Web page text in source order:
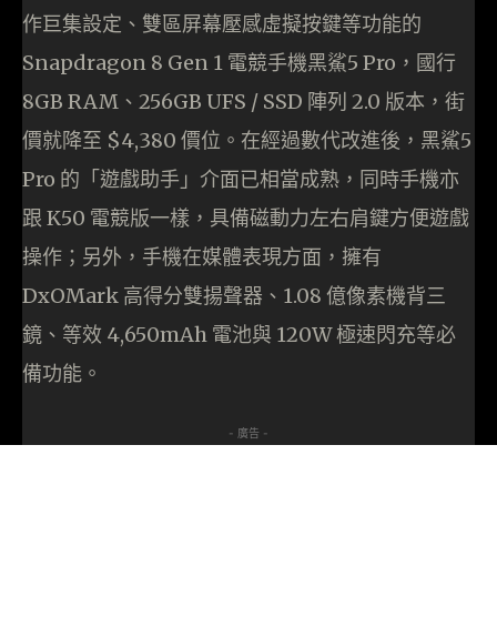
作巨集設定、雙區屏幕壓感虛擬按鍵等功能的
Snapdragon 8 Gen 1 電競手機黑鯊5 Pro，國行
8GB RAM、256GB UFS / SSD 陣列 2.0 版本，街
價就降至 $4,380 價位。在經過數代改進後，黑鯊5
Pro 的「遊戲助手」介面已相當成熟，同時手機亦
跟 K50 電競版一樣，具備磁動力左右肩鍵方便遊戲
操作；另外，手機在媒體表現方面，擁有
DxOMark 高得分雙揚聲器、1.08 億像素機背三
鏡、等效 4,650mAh 電池與 120W 極速閃充等必
備功能。
- 廣告 -